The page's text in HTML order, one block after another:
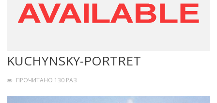
KUCHYNSKY-PORTRET
ПРОЧИТАНО 130 РАЗ